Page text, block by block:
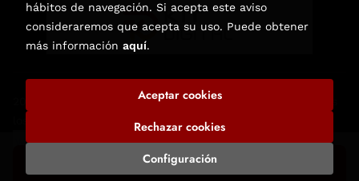
Añadir a mi cesta
Librería de Libros Nuevos y Usados en Elche
los Derechos Reservados |
Trevenque Group
hábitos de navegación. Si acepta este aviso
consideraremos que acepta su uso. Puede obtener
más información aquí.
Configuración
Rechazar cookies
Aceptar cookies